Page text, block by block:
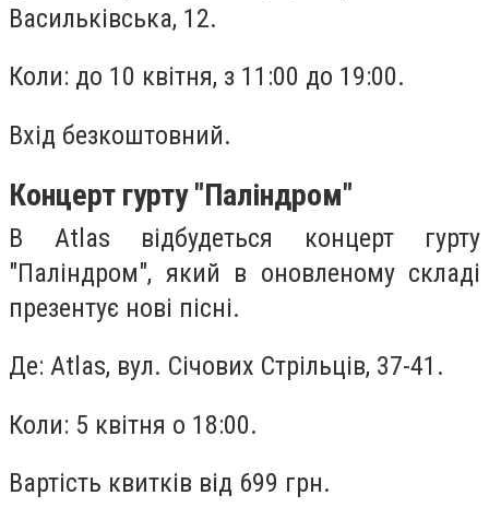
Васильківська, 12.
Коли: до 10 квітня, з 11:00 до 19:00.
Вхід безкоштовний.
Концерт гурту "Паліндром"
В Atlas відбудеться концерт гурту
"Паліндром", який в оновленому складі
презентує нові пісні.
Де: Atlas, вул. Січових Стрільців, 37-41.
Коли: 5 квітня о 18:00.
Вартість квитків від 699 грн.